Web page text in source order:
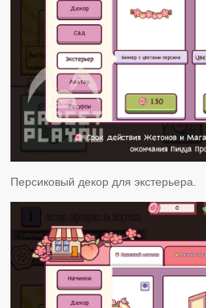
Персиковый декор для экстерьера.